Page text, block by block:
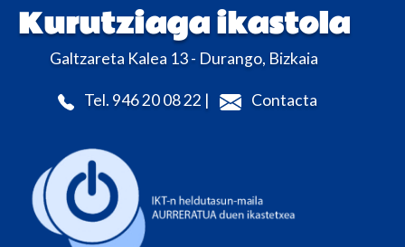
Kurutziaga ikastola
Galtzareta Kalea 13 - Durango, Bizkaia
Tel. 946 20 08 22 | Contacta